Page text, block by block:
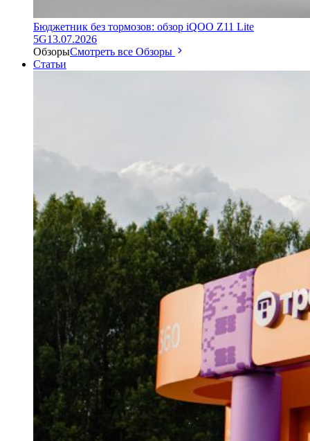
Бюджетник без тормозов: обзор iQOO Z11 Lite
5G13.07.2026
ОбзорыСмотреть все Обзоры
Статьи